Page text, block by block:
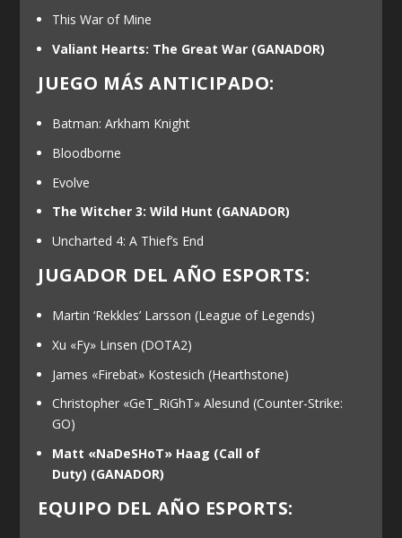
This War of Mine
Valiant Hearts: The Great War (GANADOR)
JUEGO MÁS ANTICIPADO:
Batman: Arkham Knight
Bloodborne
Evolve
The Witcher 3: Wild Hunt (GANADOR)
Uncharted 4: A Thief’s End
JUGADOR DEL AÑO ESPORTS:
Martin ‘Rekkles’ Larsson (League of Legends)
Xu «Fy» Linsen (DOTA2)
James «Firebat» Kostesich (Hearthstone)
Christopher «GeT_RiGhT» Alesund (Counter-Strike:
GO)
Matt «NaDeSHoT» Haag (Call of
Duty) (GANADOR)
EQUIPO DEL AÑO ESPORTS: